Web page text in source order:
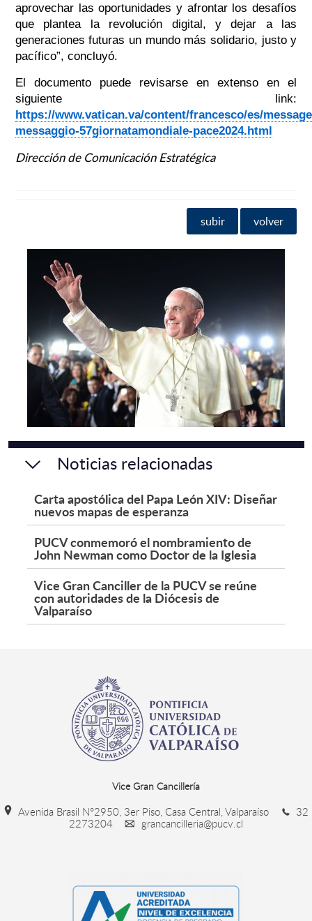
aprovechar las oportunidades y afrontar los desafíos
que plantea la revolución digital, y dejar a las
generaciones futuras un mundo más solidario, justo y
pacífico”, concluyó.
El documento puede revisarse en extenso en el
siguiente link:
https://www.vatican.va/content/francesco/es/
messaggio-57giornatamondiale-pace2024.html
Dirección de Comunicación Estratégica
subir volver
Noticias relacionadas
Carta apostólica del Papa León XIV: Diseñar
nuevos mapas de esperanza
PUCV conmemoró el nombramiento de
John Newman como Doctor de la Iglesia
Vice Gran Canciller de la PUCV se reúne
con autoridades de la Diócesis de
Valparaíso
Vice Gran Cancillería
Avenida Brasil N°2950, 3er Piso, Casa Central, Valparaíso
32
2273204
grancancilleria@pucv.cl